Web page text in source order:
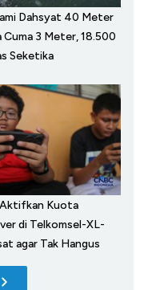
Dahsyat 40 Meter
Cuma 3 Meter, 18.500
Seketika
Kuota
di Telkomsel-XL-
agar Tak Hangus